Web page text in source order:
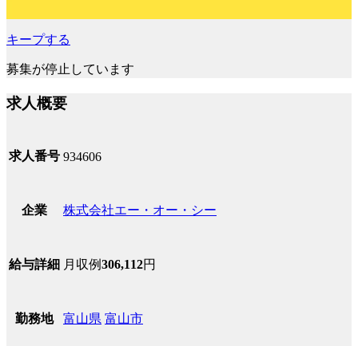
キープする
募集が停止しています
求人概要
求人番号 934606
企業 株式会社エー・オー・シー
給与詳細 月収例306,112円
勤務地 富山県 富山市